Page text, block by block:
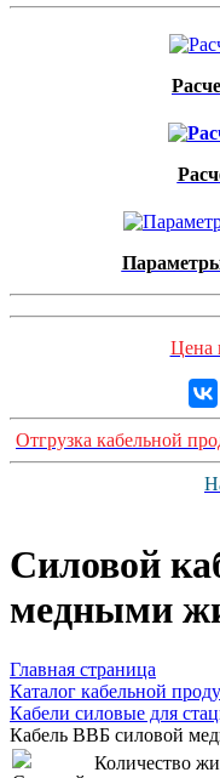
Цена
Отгрузка кабельной
Силовой
медными
Главная страница
Каталог кабельной
Кабели силовые для
Кабель ВВБ силовой
Количество